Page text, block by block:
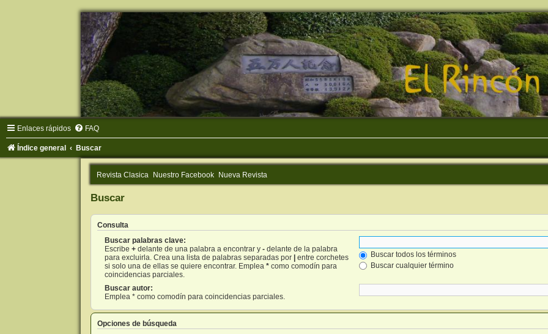
Enlaces rápidos FAQ
Índice general Buscar
Revista Clasica Nuestro Facebook Nueva Revista
Buscar
Consulta
Buscar palabras clave:
Escribe +delante de una palabra a encontrar y -delante de la palabra
para excluirla. Crea una lista de palabras separadas por
entre corchetes
si solo una de ellas se quiere encontrar. Emplea *como comodín para
coincidencias parciales.
Buscar todos los términos
Buscar cualquier término
Buscar autor:
Emplea * como comodín para coincidencias parciales.
Opciones de búsqueda